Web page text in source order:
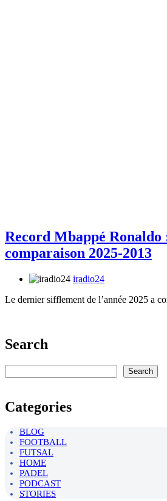
Record Mbappé Ronaldo
comparaison 2025-2013
iradio24
Le dernier sifflement de l’année 2025 a
Search
Search
Categories
BLOG
FOOTBALL
FUTSAL
HOME
PADEL
PODCAST
STORIES